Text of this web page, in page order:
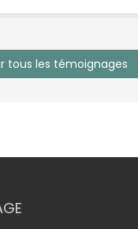
tous les témoignages